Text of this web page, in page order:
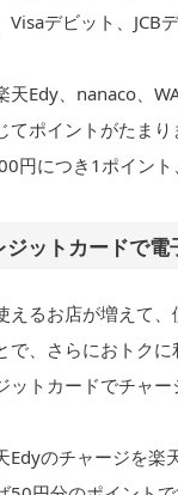
Visaデビット、JCB
天Edy、nanaco、
てポイントがたまり
円につき1ポイン
ットカードで電
えるお店が増えて
で、さらにおトクに
ットカードでチャ
Edyのチャージを